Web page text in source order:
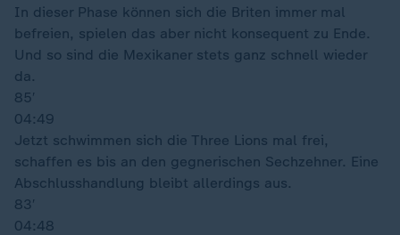
In dieser Phase können sich die Briten immer mal
befreien, spielen das aber nicht konsequent zu Ende.
Und so sind die Mexikaner stets ganz schnell wieder
da.
85′
04:49
Jetzt schwimmen sich die Three Lions mal frei,
schaffen es bis an den gegnerischen Sechzehner. Eine
Abschlusshandlung bleibt allerdings aus.
83′
04:48